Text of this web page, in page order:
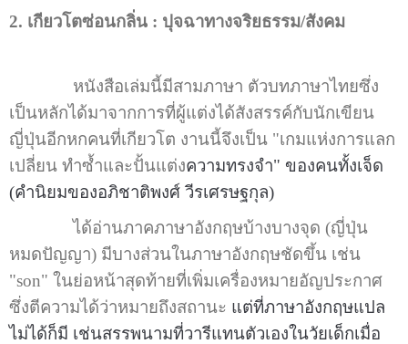
2. เกียวโตซ่อนกลิ่น : ปุจฉาทางจริยธรรม/สังคม
หนังสือเล่มนี้มีสามภาษา ตัวบทภาษาไทยซึ่ง
เป็นหลักได้มาจากการที่ผู้แต่งได้สังสรรค์กับนักเขียน
ญี่ปุ่นอีกหกคนที่เกียวโต งานนี้จึงเป็น "เกมแห่งการแลก
เปลี่ยน ทำซ้ำและปั้นแต่งความทรงจำ" ของคนทั้งเจ็ด
(คำนิยมของอภิชาติพงศ์ วีรเศรษฐกุล)
ได้อ่านภาคภาษาอังกฤษบ้างบางจุด (ญี่ปุ่น
หมดปัญญา) มีบางส่วนในภาษาอังกฤษชัดขึ้น เช่น
"son" ในย่อหน้าสุดท้ายที่เพิ่มเครื่องหมายอัญประกาศ
ซึ่งตีความได้ว่าหมายถึงสถานะ แต่ที่ภาษาอังกฤษแปล
ไม่ได้ก็มี เช่นสรรพนามที่วารีแทนตัวเองในวัยเด็กเมื่อ